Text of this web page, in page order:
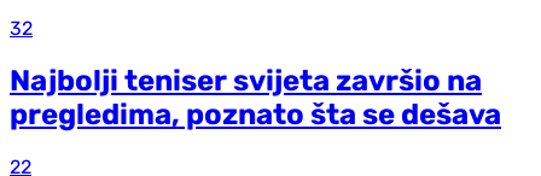
32
Najbolji teniser svijeta završio na
pregledima, poznato šta se dešava
22